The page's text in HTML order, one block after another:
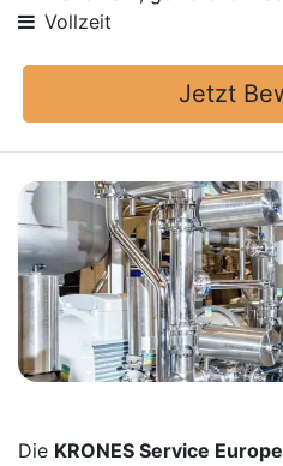
Vollzeit
Jetzt
Die KRONES Service